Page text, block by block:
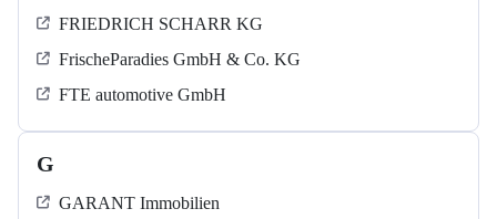
FRIEDRICH SCHARR KG
FrischeParadies GmbH & Co. KG
FTE automotive GmbH
G
GARANT Immobilien